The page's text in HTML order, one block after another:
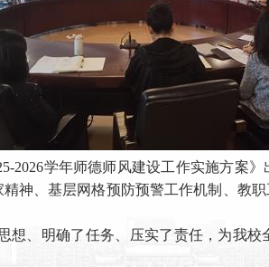
2026学年师德师风建设工作实施方案
神、基层网格预防预警工作机制、教
想、明确了任务、压实了责任，为我